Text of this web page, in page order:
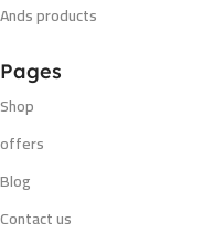
Ands products
Pages
Shop
offers
Blog
Contact us